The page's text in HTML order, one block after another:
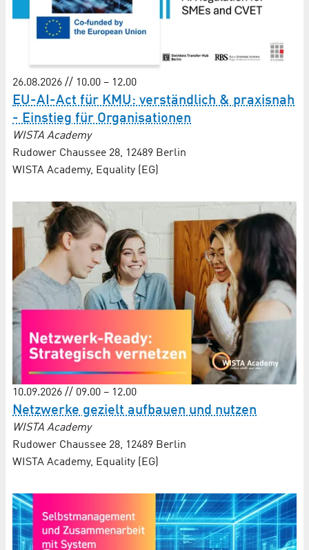
26.08.2026 // 10.00 – 12.00
EU-AI-Act für KMU: verständlich & praxisnah
- Einstieg für Organisationen
WISTA Academy
Rudower Chaussee 28, 12489 Berlin
WISTA Academy, Equality (EG)
10.09.2026 // 09.00 – 12.00
Netzwerke gezielt aufbauen und nutzen
WISTA Academy
Rudower Chaussee 28, 12489 Berlin
WISTA Academy, Equality (EG)